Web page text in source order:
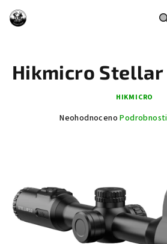
obsah
Hikmicro Stellar
HIKMICRO
Průměrné
5
hvězdiček.
Neohodnoceno